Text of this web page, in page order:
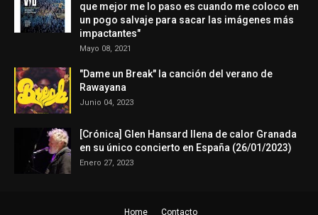
que mejor me lo paso es cuando me coloco en
un pogo salvaje para sacar las imágenes más
impactantes"
Mayo 08, 2021
"Dame un Break" la canción del verano de
Rawayana
Junio 04, 2023
[Crónica] Glen Hansard llena de calor Granada
en su único concierto en España (26/01/2023)
Enero 27, 2023
Home Contacto